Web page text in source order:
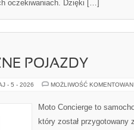
oczekiwaniach. Dzięki […]
POJAZDY
- 5 - 2026 MOŻLIWOŚĆ
Moto Concierge to
który został przygotowany